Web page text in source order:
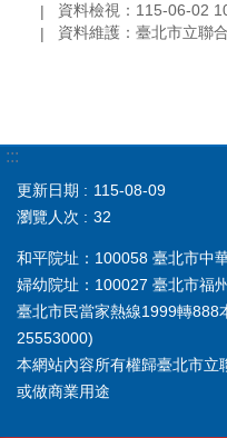
資料檢視：115-06-02
資料維護：臺北市立聯
:::
更新日期
115-08-09
瀏覽人次
32
和平院址：100058 臺北市中
婦幼院址：100027 臺北市
臺北市民當家熱線1999轉888
25553000)
本網站內容所有權歸臺北市立
或做商業用途